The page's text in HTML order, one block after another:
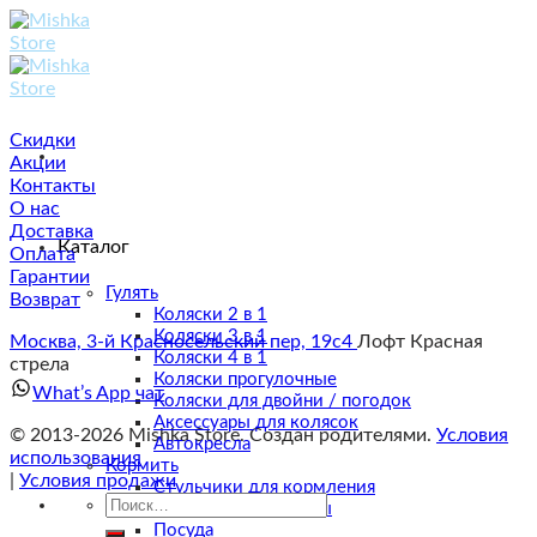
Skip
to
content
Каталог
Гулять
Коляски 2 в 1
Коляски 3 в 1
Коляски 4 в 1
Коляски прогулочные
Коляски для двойни / погодок
Аксессуары для колясок
Автокресла
Кормить
Стульчики для кормления
Техника и аксессуары
Посуда
Скидки
Акции
Контакты
О нас
Доставка
Оплата
Гарантии
Возврат
Москва, 3-й Красносельский пер, 19с4 Лофт Красная
стрела
What’s App чат
© 2013-2026 Mishka Store. Cоздан родителями. Условия
использования
Условия продажи
Искать: